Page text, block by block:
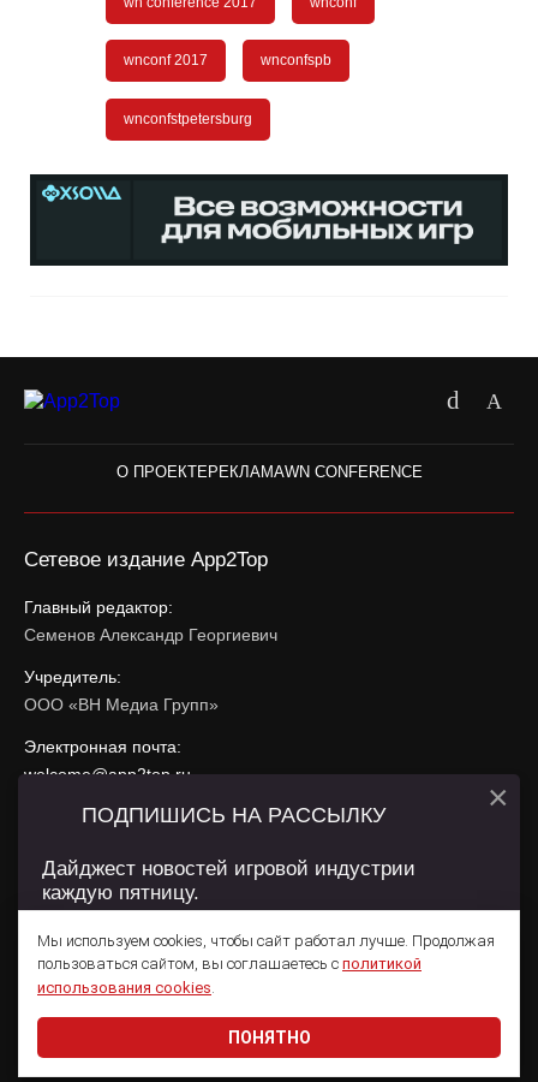
wnconf 2017 wnconfspb
wnconfstpetersburg
О ПРОЕКТЕРЕКЛАМАWN CONFERENCE
Сетевое издание App2Top
Главный редактор:
Семенов Александр Георгиевич
Учредитель:
ООО «ВН Медиа Групп»
Электронная почта:
welcome@app2top.ru
При использовании материалов активная ссылка на
Сайт использует IP адреса, cookie, данные геолокации
использования содержатся вПолитике конфиденциальностии
Пользовательском соглашении .
© 2011 — 2026 App2Top 16+
Мы используем cookies, чтобы сайт работал лучше. Продолжая
пользоваться сайтом, вы соглашаетесь с политикой
использования cookies.
ПОНЯТНО
ПОДПИШИСЬ НА РАССЫЛКУ
Дайджест новостей игровой индустрии
каждую пятницу.
Даю согласие на обработкуперсональных данных
×